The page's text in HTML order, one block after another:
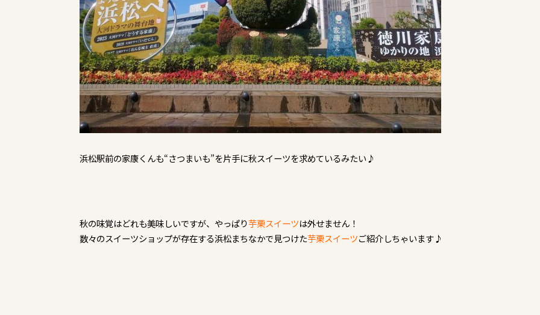
浜松駅前の家康くんも“さつまいも”を片手に秋スイーツを求めているみたい♪
秋の味覚はどれも美味しいですが、やっぱり芋栗スイーツは外せません！
数々のスイーツショップが存在する浜松まちなかで見つけた芋栗スイーツご紹介しちゃいます♪